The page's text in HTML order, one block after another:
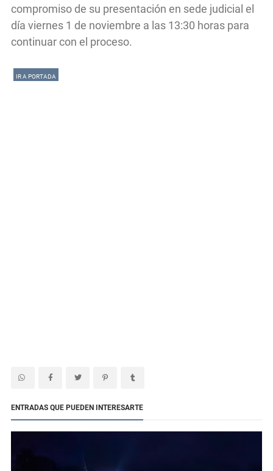
compromiso de su presentación en sede judicial el
día viernes 1 de noviembre a las 13:30 horas para
continuar con el proceso.
IR A PORTADA
ENTRADAS QUE PUEDEN INTERESARTE